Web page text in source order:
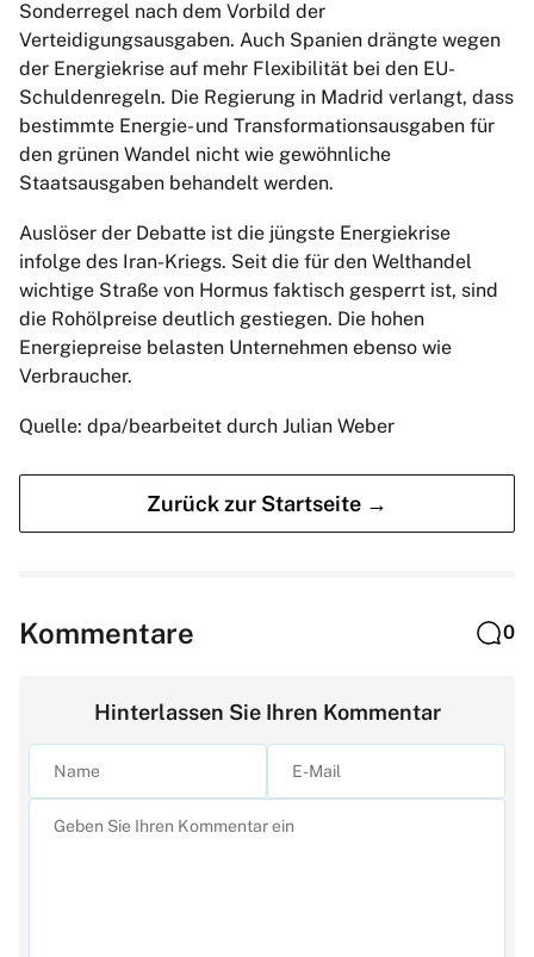
Sonderregel nach dem Vorbild der
Verteidigungsausgaben. Auch Spanien drängte wegen
der Energiekrise auf mehr Flexibilität bei den EU-
Schuldenregeln. Die Regierung in Madrid verlangt, dass
bestimmte Energie- und Transformationsausgaben für
den grünen Wandel nicht wie gewöhnliche
Staatsausgaben behandelt werden.
Auslöser der Debatte ist die jüngste Energiekrise
infolge des Iran-Kriegs. Seit die für den Welthandel
wichtige Straße von Hormus faktisch gesperrt ist, sind
die Rohölpreise deutlich gestiegen. Die hohen
Energiepreise belasten Unternehmen ebenso wie
Verbraucher.
Quelle: dpa/bearbeitet durch Julian Weber
Zurück zur Startseite →
Kommentare 0
Hinterlassen Sie Ihren Kommentar